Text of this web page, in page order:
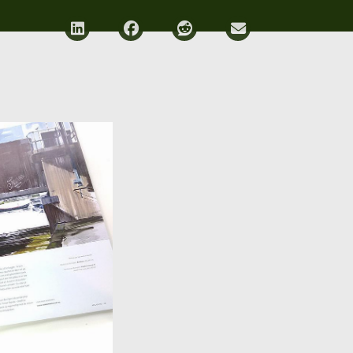
Deel via LinkedInDeel via Facebook
Deel via Reddit